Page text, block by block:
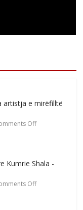
artistja e mirëfilltë
Off
Kumrie Shala -
Off